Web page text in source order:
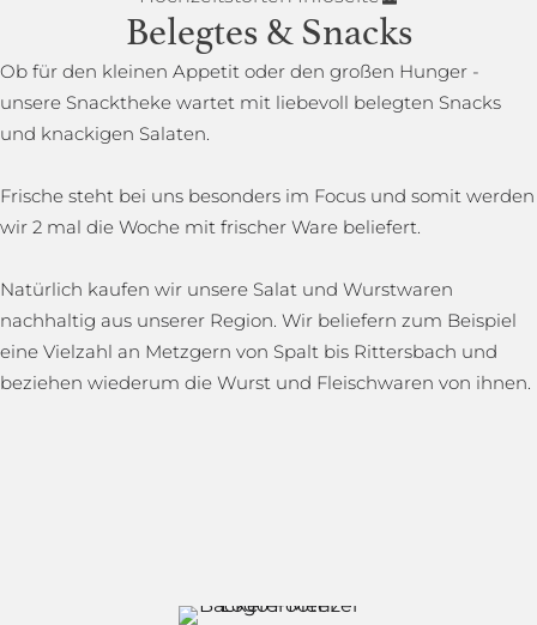
Belegtes & Snacks
Ob für den kleinen Appetit oder den großen Hunger -
unsere Snacktheke wartet mit liebevoll belegten Snacks
und knackigen Salaten.
Frische steht bei uns besonders im Focus und somit werden
wir 2 mal die Woche mit frischer Ware beliefert.
Natürlich kaufen wir unsere Salat und Wurstwaren
nachhaltig aus unserer Region. Wir beliefern zum Beispiel
eine Vielzahl an Metzgern von Spalt bis Rittersbach und
beziehen wiederum die Wurst und Fleischwaren von ihnen.